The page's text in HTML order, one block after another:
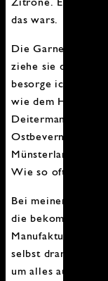
das wars.
Die Garnelen
ziehe sie dann
besorge ich mir
wie dem Hofladen
Deitermann in
Ostbevern. Mehr
Münsterlandsiegel
Wie so oft, liegt
Bei meinen
die bekommt ihr
Manufakturen in
selbst dran. Nun
um alles